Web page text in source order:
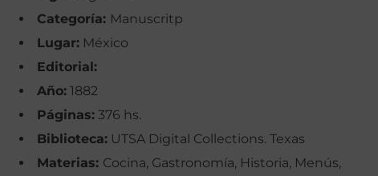
Categoría: Manuscritp
Lugar: México
Editorial:
Año: 1882
Páginas: 376 hs.
Biblioteca: UTSA Digital Collections. Texas
Materias: Cocina, Gastronomía, Historia, Menús,